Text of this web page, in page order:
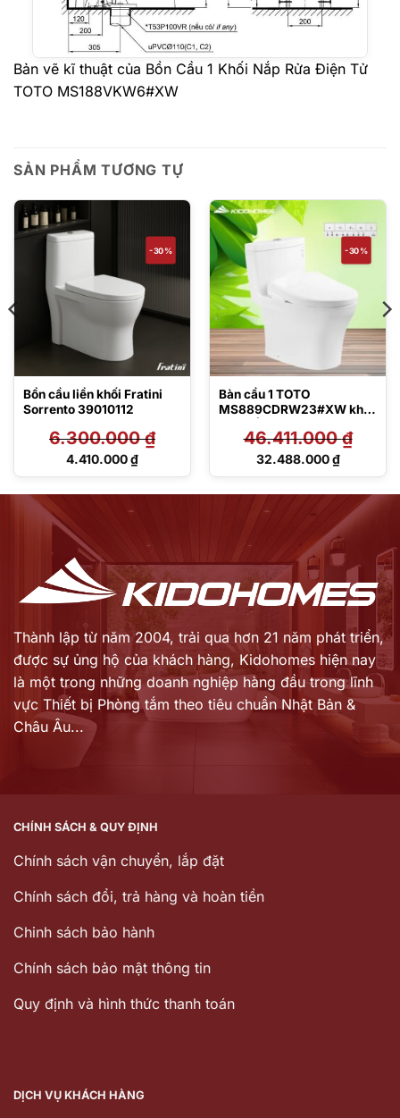
Bản vẽ kĩ thuật của Bồn Cầu 1 Khối Nắp Rửa Điện Tử
TOTO MS188VKW6#XW
SẢN PHẨM TƯƠNG TỰ
-30%
Bồn cầu liền khối Fratini
Sorrento 39010112
6.300.000₫
Giá
4.410.000₫
Giá
-30%
Bàn cầu 1 TOTO
MS889CDRW23#XW khối
TCF47360GAA
46.411.000₫
Giá
46.411.000 ₫.
32.488.000₫
Giá
32.488.000 ₫.
Thành lập từ năm 2004, trải qua hơn 21 năm phát triển,
được sự ủng hộ của khách hàng, Kidohomes hiện nay
là một trong những doanh nghiệp hàng đầu trong lĩnh
vực Thiết bị Phòng tắm theo tiêu chuẩn Nhật Bản &
Châu Âu...
CHÍNH SÁCH & QUY ĐỊNH
Chính sách vận chuyển, lắp đặt
Chính sách đổi, trả hàng và hoàn tiền
Chinh sách bảo hành
Chính sách bảo mật thông tin
Quy định và hình thức thanh toán
DỊCH VỤ KHÁCH HÀNG